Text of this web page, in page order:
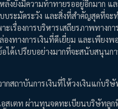
ยังมีความท้าทายรออยู่อีกมาก แ
ระมัดระวัง และสิ่งที่สำคัญสุดที่จะ
เรื่องการบริหารเสถียรภาพทาง
ทางการเงินที่ดีเยี่ยม และเพียงพ
ได้เปรียบอย่างมากที่จะสนับสนุน
กสถาบันการเงินที่ให้วงเงินแก่บริ
อสเตท ผ่านทุนจดทะเบียนบริษัท